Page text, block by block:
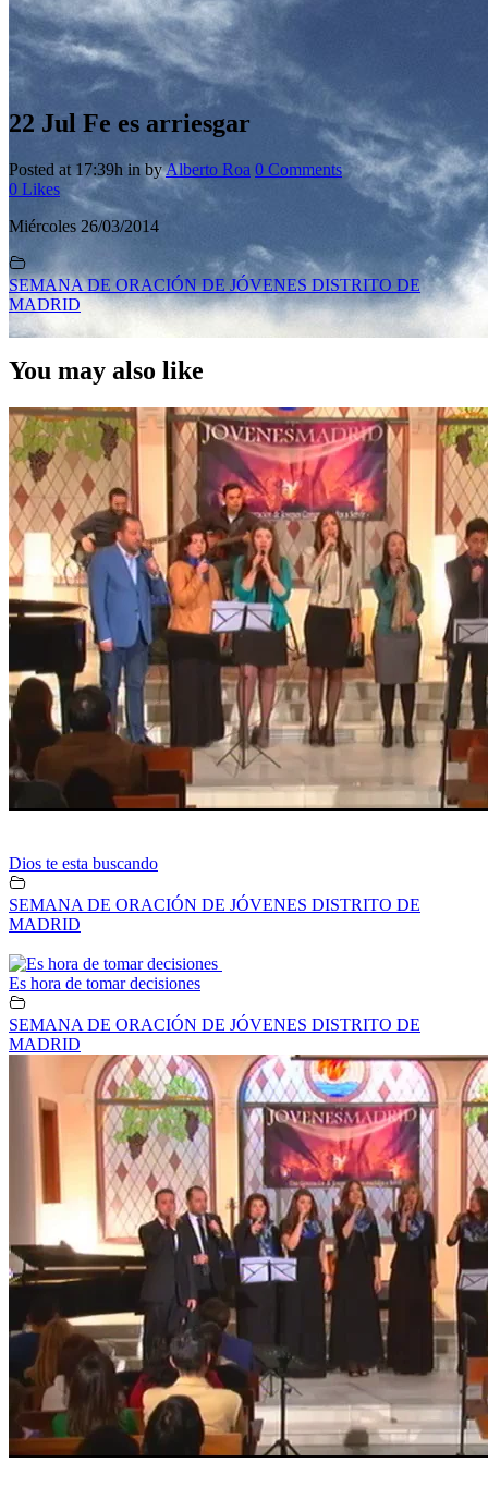
Fe es arriesgar
22 Jul Fe es arriesgar
Posted at 17:39h in byAlberto Roa 0 Comments
0 Likes
Miércoles 26/03/2014
SEMANA DE ORACIÓN DE JÓVENES DISTRITO DE
MADRID
You may also like
Dios te esta buscando
SEMANA DE ORACIÓN DE JÓVENES DISTRITO DE
MADRID
Es hora de tomar decisiones
SEMANA DE ORACIÓN DE JÓVENES DISTRITO DE
MADRID